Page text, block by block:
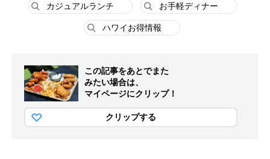
カジュアルランチ お手軽ディナー
ハワイお得情報
この記事をあとでまた
みたい場合は、
マイページにクリップ！
クリップする